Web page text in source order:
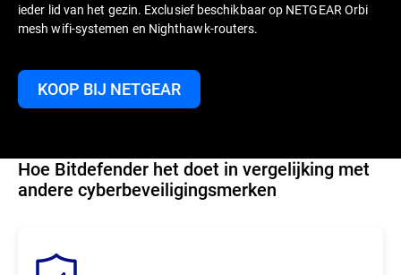
ieder lid van het gezin. Exclusief beschikbaar op NETGEAR Orbi
mesh wifi-systemen en Nighthawk-routers.
KOOP BIJ NETGEAR
Hoe Bitdefender het doet in vergelijking met
andere cyberbeveiligingsmerken